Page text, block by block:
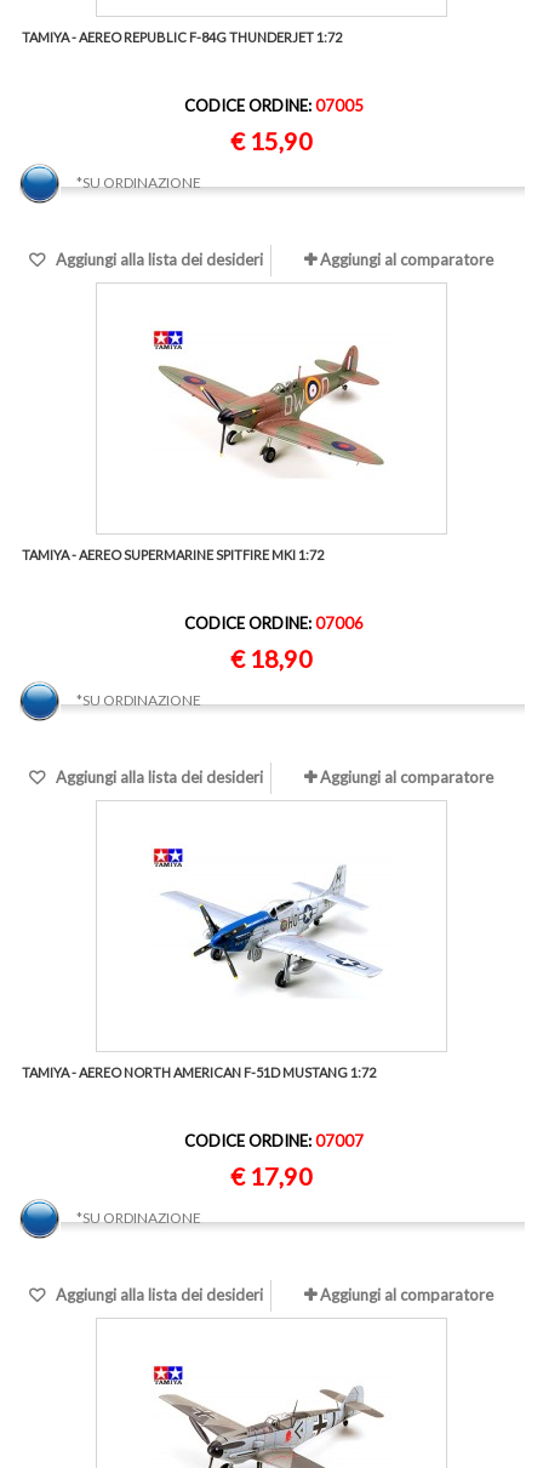
TAMIYA - AEREO REPUBLIC F-84G THUNDERJET 1:72
CODICE ORDINE:07005
€ 15,90
*SU ORDINAZIONE
Aggiungi alla lista dei desideri Aggiungi al comparatore
TAMIYA - AEREO SUPERMARINE SPITFIRE MKI 1:72
CODICE ORDINE:07006
€ 18,90
*SU ORDINAZIONE
Aggiungi alla lista dei desideri Aggiungi al comparatore
TAMIYA - AEREO NORTH AMERICAN F-51D MUSTANG 1:72
CODICE ORDINE:07007
€ 17,90
*SU ORDINAZIONE
Aggiungi alla lista dei desideri Aggiungi al comparatore